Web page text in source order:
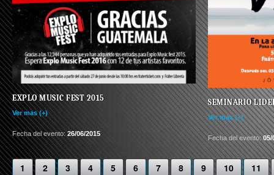
EXPLO MUSIC FEST 2015
Ver mas (+)
Fecha del evento:26/06/2015
SEMINARIO
Ver mas (+)
Fecha del evento:05/
1 2 3 4 5 6 7 8 9 10 11